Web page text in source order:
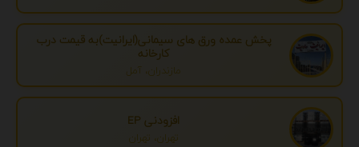
پخش عمده ورق های سیمانی(ایرانیت)به قیمت درب
کارخانه
مازندران، آمل
افزودنی EP
تهران، تهران